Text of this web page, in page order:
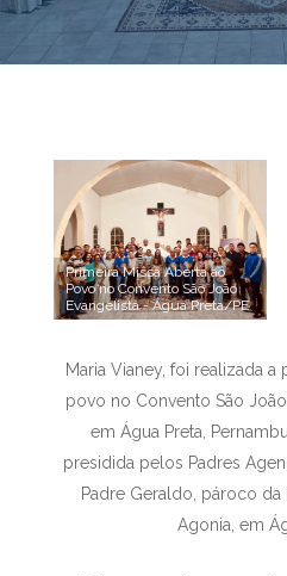
Primeira Missa Aberta ao
Povo no Convento São João
Evangelista - Água Preta/PE
Maria Vianey, foi realizada a
povo no Convento São
em Água Preta,
presidida pelos Padres
Padre Geraldo, pároco da
Agonia, em